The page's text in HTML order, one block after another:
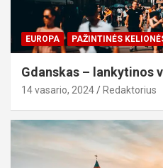
EUROPA PAŽINTINĖS
Gdanskas – lankytinos
14 vasario, 2024 Redaktorius